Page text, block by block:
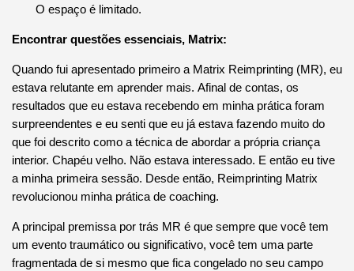
O espaço é limitado.
Encontrar questões essenciais, Matrix:
Quando fui apresentado primeiro a Matrix Reimprinting (MR), eu
estava relutante em aprender mais. Afinal de contas, os
resultados que eu estava recebendo em minha prática foram
surpreendentes e eu senti que eu já estava fazendo muito do
que foi descrito como a técnica de abordar a própria criança
interior. Chapéu velho. Não estava interessado. E então eu tive
a minha primeira sessão. Desde então, Reimprinting Matrix
revolucionou minha prática de coaching.
A principal premissa por trás MR é que sempre que você tem
um evento traumático ou significativo, você tem uma parte
fragmentada de si mesmo que fica congelado no seu campo